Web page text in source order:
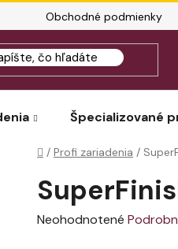
Obchodné podmienky
Špecializované
Domov
/ Profi zariadenia /
Priemerné
Neohodnotené